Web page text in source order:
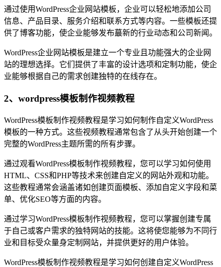
通过使用WordPress企业网站模板，企业可以轻松地添加公司
信息、产品目录、服务介绍和联系方式等内容。一些模板还提
供了博客功能，使企业能够发布蕞新的行业动态和公司新闻。
WordPress企业网站模板是建立一个专业且功能强大的企业网
站的理想选择。它们提供了丰富的设计选项和定制功能，使企
业能够根据自己的需求创建独特的在线存在。
2、wordpress模板制作视频教程
WordPress模板制作视频教程是学习如何制作自定义WordPress
模板的一种方式。这些视频教程通常包含了从头开始创建一个
完整的WordPress主题所需的所有步骤。
通过观看WordPress模板制作视频教程，您可以学习如何使用
HTML、CSS和PHP等技术来创建自定义的网站外观和功能。
这些教程通常会涵盖诸如创建页面模板、添加自定义字段和菜
单、优化SEO等方面的内容。
通过学习WordPress模板制作视频教程，您可以掌握创建专属
于自己或客户需求的独特网站的技能。这将使您能够为不同行
业和目标受众量身定制网站，并提供更好的用户体验。
WordPress模板制作视频教程是学习如何创建自定义WordPress